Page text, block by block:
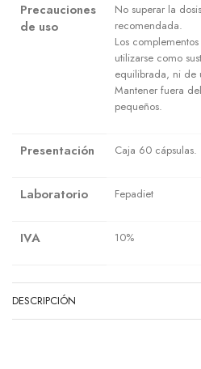
Precauciones
de uso
No superar la
recomendada.
Los
utilizarse como
equilibrada, ni de
Mantener fuera
pequeños.
Presentación Caja 60 cápsulas.
Laboratorio Fepadiet
IVA 10%
DESCRIPCIÓN